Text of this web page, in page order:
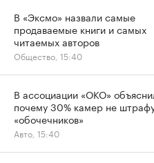
В «Эксмо» назвали самые
продаваемые книги и самых
читаемых авторов
Общество, 15:40
В ассоциации «ОКО»
почему 30% камер не
«обочечников»
Авто, 15:40